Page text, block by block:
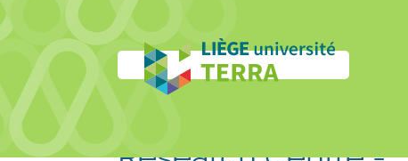
TERRA Teaching and